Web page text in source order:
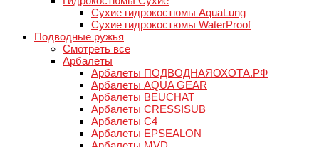
Сухие гидрокостюмы AquaLung
Сухие гидрокостюмы WaterProof
Подводные ружья
Смотреть все
Арбалеты
Арбалеты ПОДВОДНАЯОХОТА.РФ
Арбалеты AQUA GEAR
Арбалеты BEUCHAT
Арбалеты CRESSISUB
Арбалеты C4
Арбалеты EPSEALON